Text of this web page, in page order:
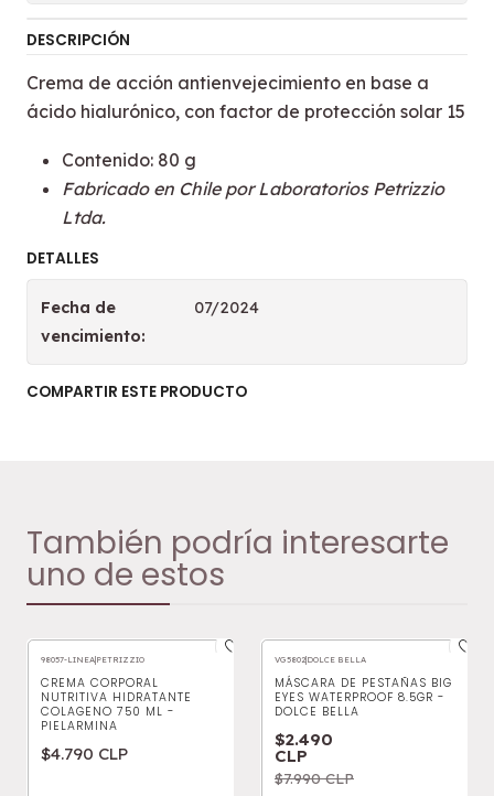
DESCRIPCIÓN
Crema de acción antienvejecimiento en base a
ácido hialurónico, con factor de protección solar 15
Contenido: 80 g
Fabricado en Chile por Laboratorios Petrizzio
Ltda.
DETALLES
Fecha de
vencimiento:
07/2024
COMPARTIR ESTE PRODUCTO
También podría interesarte
uno de estos
98057-LINEA|PETRIZZIO
CREMA CORPORAL
NUTRITIVA HIDRATANTE
COLAGENO 750 ML -
PIELARMINA
$4.790 CLP
-69%OFF
VG5802|DOLCE BELLA
MÁSCARA DE PESTAÑAS BIG
EYES WATERPROOF 8.5GR -
DOLCE BELLA
$2.490
CLP
$7.990 CLP